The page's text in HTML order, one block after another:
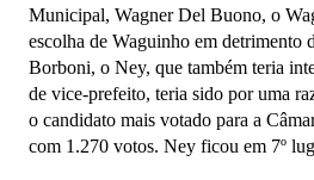
Municipal, Wagner Del Buono, o
escolha de Waguinho em detrimento
Borboni, o Ney, que também teria
de vice-prefeito, teria sido por uma
o candidato mais votado para a
com 1.270 votos. Ney ficou em 7º